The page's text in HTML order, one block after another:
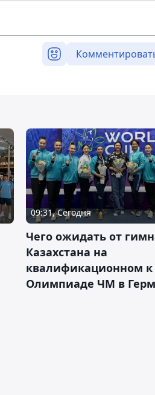
09:31, Сегодня
Чего ожидать от
Казахстана на
квалификационном к
Олимпиаде ЧМ в